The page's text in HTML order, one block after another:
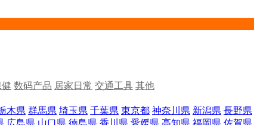
数码产品 居家日常 交通工具 其他
木県 群馬県 埼玉県 千葉県 東京都 神奈川県 新潟県 長野県
広島県 山口県 徳島県 香川県 愛媛県 高知県 福岡県 佐賀県